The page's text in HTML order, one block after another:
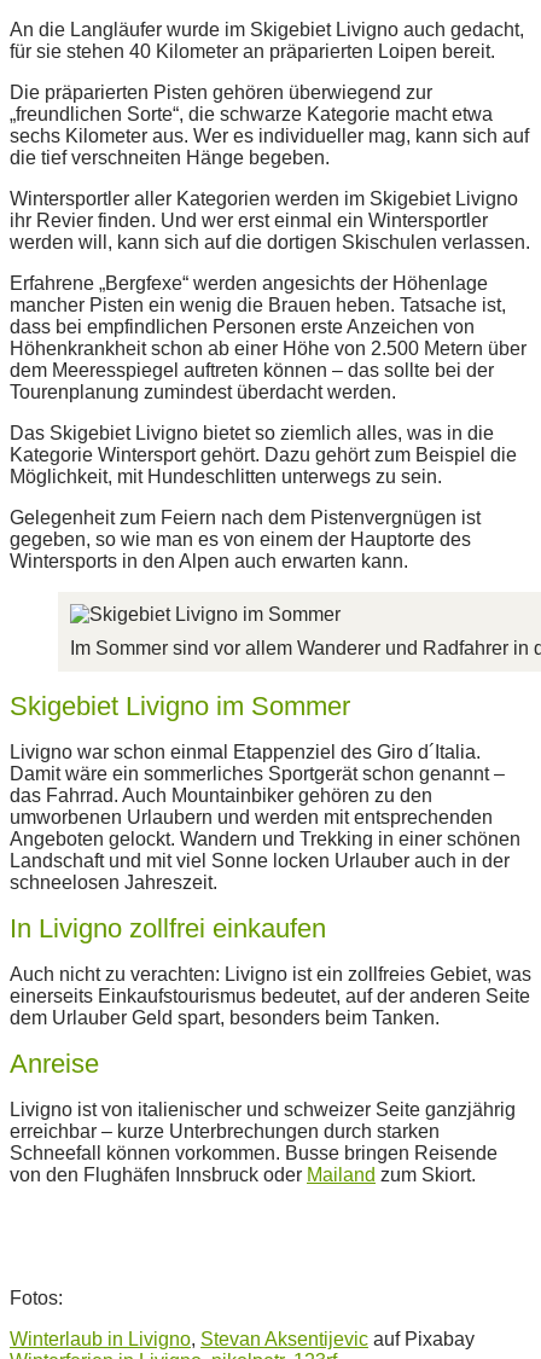
An die Langläufer wurde im Skigebiet Livigno auch gedacht,
für sie stehen 40 Kilometer an präparierten Loipen bereit.
Die präparierten Pisten gehören überwiegend zur
„freundlichen Sorte“, die schwarze Kategorie macht etwa
sechs Kilometer aus. Wer es individueller mag, kann sich auf
die tief verschneiten Hänge begeben.
Wintersportler aller Kategorien werden im Skigebiet Livigno
ihr Revier finden. Und wer erst einmal ein Wintersportler
werden will, kann sich auf die dortigen Skischulen verlassen.
Erfahrene „Bergfexe“ werden angesichts der Höhenlage
mancher Pisten ein wenig die Brauen heben. Tatsache ist,
dass bei empfindlichen Personen erste Anzeichen von
Höhenkrankheit schon ab einer Höhe von 2.500 Metern über
dem Meeresspiegel auftreten können – das sollte bei der
Tourenplanung zumindest überdacht werden.
Das Skigebiet Livigno bietet so ziemlich alles, was in die
Kategorie Wintersport gehört. Dazu gehört zum Beispiel die
Möglichkeit, mit Hundeschlitten unterwegs zu sein.
Gelegenheit zum Feiern nach dem Pistenvergnügen ist
gegeben, so wie man es von einem der Hauptorte des
Wintersports in den Alpen auch erwarten kann.
Im Sommer sind vor allem Wanderer und Radfahrer in
Skigebiet Livigno im Sommer
Livigno war schon einmal Etappenziel des Giro d´Italia.
Damit wäre ein sommerliches Sportgerät schon genannt –
das Fahrrad. Auch Mountainbiker gehören zu den
umworbenen Urlaubern und werden mit entsprechenden
Angeboten gelockt. Wandern und Trekking in einer schönen
Landschaft und mit viel Sonne locken Urlauber auch in der
schneelosen Jahreszeit.
In Livigno zollfrei einkaufen
Auch nicht zu verachten: Livigno ist ein zollfreies Gebiet, was
einerseits Einkaufstourismus bedeutet, auf der anderen Seite
dem Urlauber Geld spart, besonders beim Tanken.
Anreise
Livigno ist von italienischer und schweizer Seite ganzjährig
erreichbar – kurze Unterbrechungen durch starken
Schneefall können vorkommen. Busse bringen Reisende
von den Flughäfen Innsbruck oder Mailand zum Skiort.
Fotos:
Winterlaub in Livigno, Stevan Aksentijevic auf Pixabay